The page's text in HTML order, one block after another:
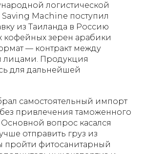
логистической
Machine поступил
из Таиланда в Россию
кофейных зерен арабики
— контракт между
Продукция
для дальнейшей
самостоятельный импорт
привлечения таможенного
Основной вопрос касался
отправить груз из
пройти фитосанитарный